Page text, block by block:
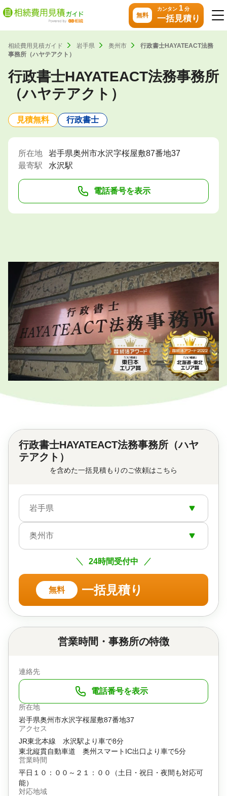
無料
カンタン 1分
一括見積り
相続費用見積ガイド 岩手県 奥州市
行政書士HAYATEACT法務
事務所（ハヤテアクト）
行政書士HAYATEACT法務事務所
（ハヤテアクト）
見積無料 行政書士
所在地
岩手県奥州市水沢字桜屋敷87番地37
最寄駅
水沢駅
電話番号を表示
行政書士HAYATEACT法務事務所（ハヤ
テアクト）
を含めた一括見積もりのご依頼はこちら
岩手県
奥州市
24時間受付中
無料 一括見積り
営業時間・事務所の特徴
連絡先
電話番号を表示
所在地
岩手県奥州市水沢字桜屋敷87番地37
アクセス
JR東北本線 水沢駅より車で8分
東北縦貫自動車道 奥州スマートIC出口より車で5分
営業時間
平日１０：００～２１：００（土日・祝日・夜間も対応可
能）
対応地域